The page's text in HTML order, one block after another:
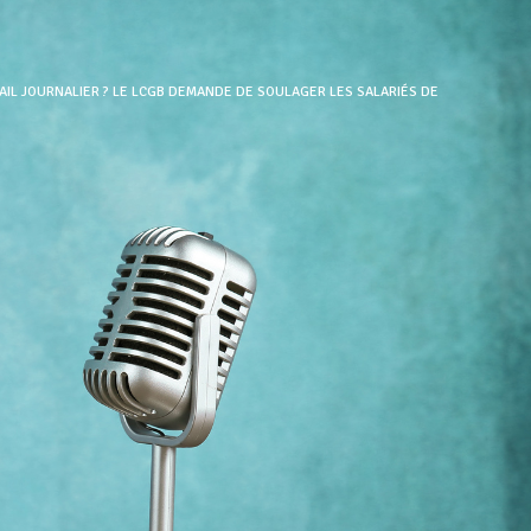
JOURNALIER ? LE LCGB DEMANDE DE SOULAGER LES SALARIÉS DE